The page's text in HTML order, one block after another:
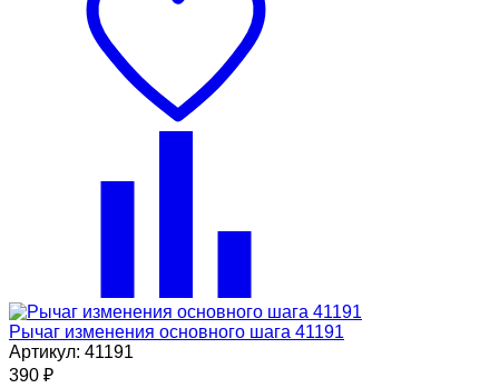
Рычаг изменения основного шага 41191
Артикул: 41191
390 ₽